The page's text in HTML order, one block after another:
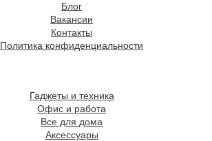
Блог
Вакансии
Контакты
Политика конфиденциальности
Гаджеты и техника
Офис и работа
Все для дома
Аксессуары